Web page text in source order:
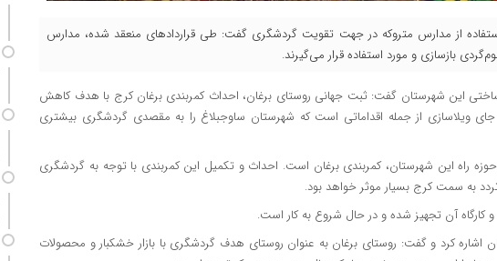
استفاده از مدارس متروکه در جهت تقویت گردشگری گفت: طی قراردادهای منعقد شده، مدارس
بازسازی و مورد استفاده قرار می‌گیرند.
این شهرستان گفت: ثبت جهانی روستای برغان، احداث کمربندی برغان کرج با هدف کاهش
جای ویلاسازی از جمله اقداماتی است که شهرستان ساوجبلاغ را به مقصدی گردشگری بیشتری
حوزه راه این شهرستان، کمربندی برغان است. احداث و تکمیل این کمربندی با توجه به گردشگری
به سمت کرج بسیار موثر خواهد بود.
و کارگاه آن تجهیز شده و در حال شروع به کار است.
اشاره کرد و گفت: روستای برغان به عنوان روستای هدف گردشگری با بازار خشکبار و محصولات